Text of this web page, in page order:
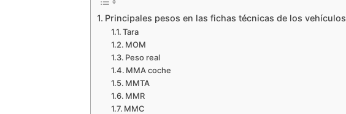
Principales pesos en las fichas técnicas de los vehículos
Tara
MOM
Peso real
MMA coche
MMTA
MMR
MMC